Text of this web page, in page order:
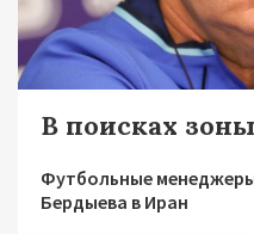
В поисках
Футбольные
Бердыева в Иран